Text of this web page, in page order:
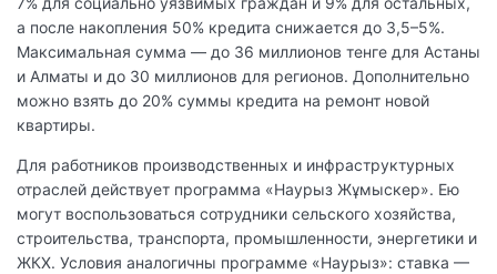
а после накопления 50% кредита снижается до 3,5–5%.
Максимальная сумма — до 36 миллионов тенге для Астаны
и Алматы и до 30 миллионов для регионов. Дополнительно
можно взять до 20% суммы кредита на ремонт новой
квартиры.
Для работников производственных и инфраструктурных
отраслей действует программа «Наурыз Жұмыскер». Ею
могут воспользоваться сотрудники сельского хозяйства,
строительства, транспорта, промышленности, энергетики и
ЖКХ. Условия аналогичны программе «Наурыз»: ставка —